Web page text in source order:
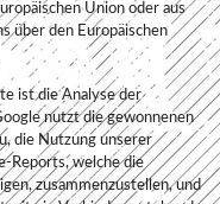
Union oder aus
über den Europäischen
ist die Analyse der
nutzt die gewonnenen
die Nutzung unserer
Reports, welche die
zusammenzustellen, und